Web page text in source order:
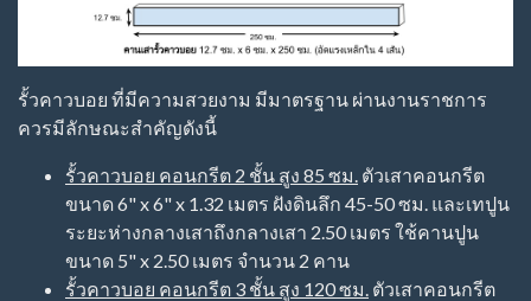
รั้วคาวบอย ที่มีความสวยงาม มีมาตรฐาน ผ่านงานราชการ
ควรมีลักษณะสำคัญดังนี้
รั้วคาวบอย คอนกรีต 2 ชั้น สูง 85 ซม. ตัวเสาคอนกรีต
ขนาด 6" x 6" x 1.32 เมตร ฝังดินลึก 45-50 ซม. และเทปูน
ระยะห่างกลางเสาถึงกลางเสา 2.50 เมตร ใช้คานปูน
ขนาด 5" x 2.50 เมตร จำนวน 2 คาน
รั้วคาวบอย คอนกรีต 3 ชั้น สูง 120 ซม. ตัวเสาคอนกรีต